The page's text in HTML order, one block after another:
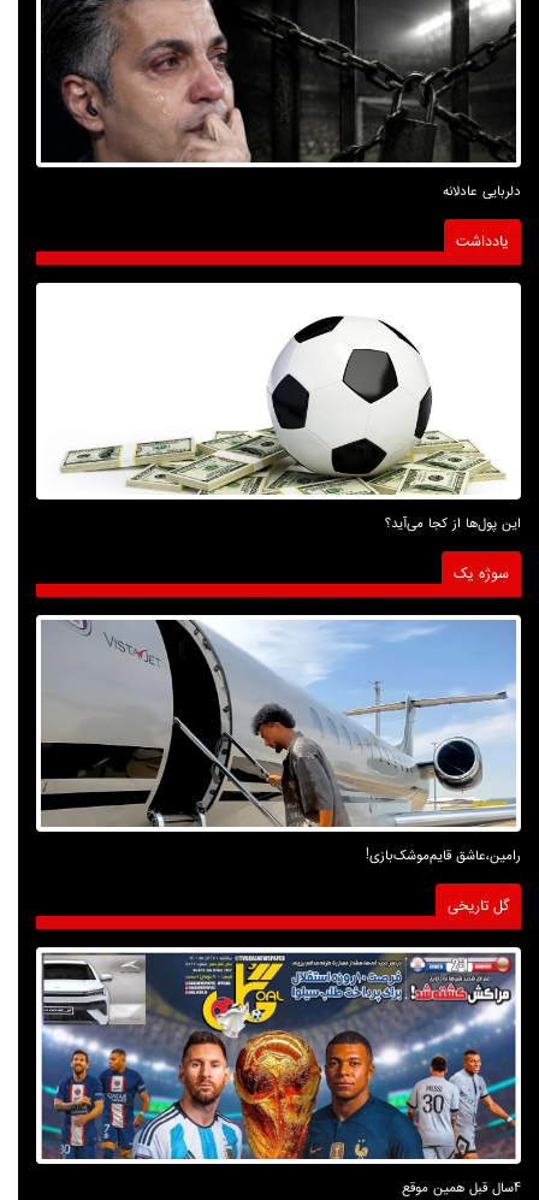
دلربایی عادلانه
یادداشت
این پول‌ها از کجا می‌آید؟
سوژه یک
رامین،عاشق قایم‌موشک‌بازی!
گل تاریخی
4سال قبل همین موقع